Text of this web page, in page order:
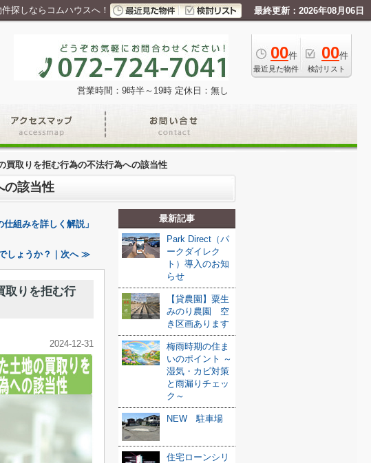
探しならコムハウスへ！ 最終更新：2026年08月06日
00件
最近見た物件
00件
検討リスト
営業時間：9時半～19時 定休日：無し
取りを拒む行為の不法行為への該当性
の該当性
組みを詳しく解説」
しょうか？｜次へ ≫
りを拒む行
2024-12-31
最新記事
Park Direct（パ
ークダイレク
ト）導入のお知
らせ
【貸農園】粟生
みのり農園 空
き区画あります
梅雨時期の住ま
いのポイント ～
湿気・カビ対策
と雨漏りチェッ
ク～
NEW 駐車場
住宅ローンシリ